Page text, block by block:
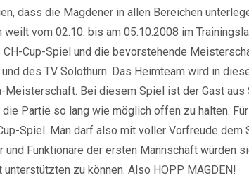
dass die Magdener in allen Bereichen
weilt vom 02.10. bis am 05.10.2008 im
Cup-Spiel und die bevorstehende
des TV Solothurn. Das Heimteam wird in
Bei diesem Spiel ist der Gast
Partie so lang wie möglich offen zu halten.
Spiel. Man darf also mit voller Vorfreude dem
Funktionäre der ersten Mannschaft würden
zu können. Also HOPP MAGDEN!